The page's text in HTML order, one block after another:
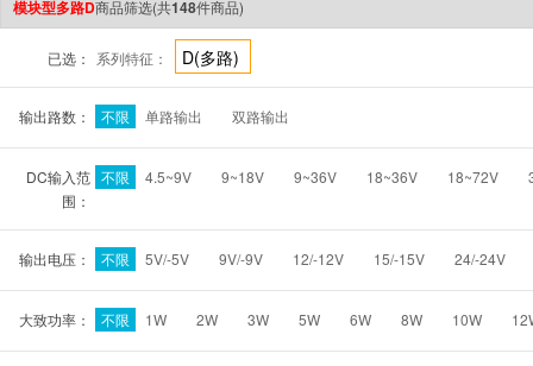
模块型多路D商品筛选(共148件商品)
已选： 系列特征： D(多路)
输出路数： 不限 单路输出 双路输出
DC输入范
围：
不限 4.5~9V 9~18V 9~36V 18~36V 18~72V
输出电压： 不限 5V/-5V 9V/-9V 12/-12V 15/-15V 24/-24V
大致功率： 不限 1W 2W 3W 5W 6W 8W 10W